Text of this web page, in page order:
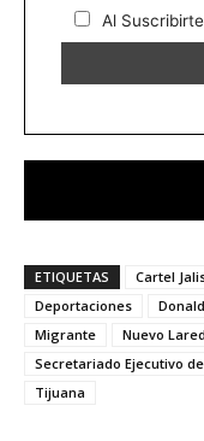
Al
ETIQUETAS Cartel
Deportaciones
Migrante
Nuevo
Secretariado Ejecutivo
Tijuana